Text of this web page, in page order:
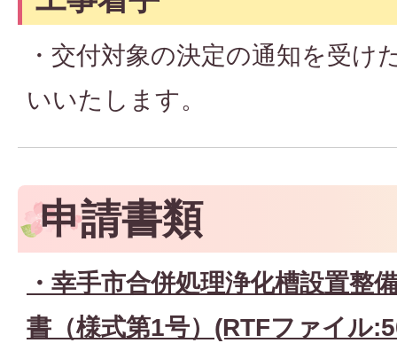
・交付対象の決定の通知を受け
いいたします。
申請書類
・幸手市合併処理浄化槽設置整
書（様式第1号） (RTFファイル